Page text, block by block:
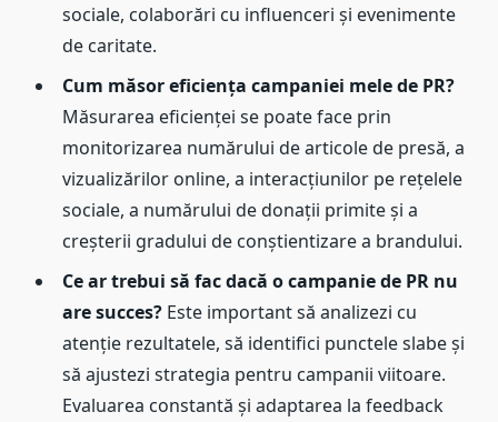
sociale, colaborări cu influenceri și evenimente
de caritate.
Cum măsor eficiența campaniei mele de PR?
Măsurarea eficienței se poate face prin
monitorizarea numărului de articole de presă, a
vizualizărilor online, a interacțiunilor pe rețelele
sociale, a numărului de donații primite și a
creșterii gradului de conștientizare a brandului.
Ce ar trebui să fac dacă o campanie de PR nu
are succes? Este important să analizezi cu
atenție rezultatele, să identifici punctele slabe și
să ajustezi strategia pentru campanii viitoare.
Evaluarea constantă și adaptarea la feedback